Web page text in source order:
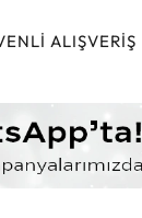
ALIŞVERİŞ